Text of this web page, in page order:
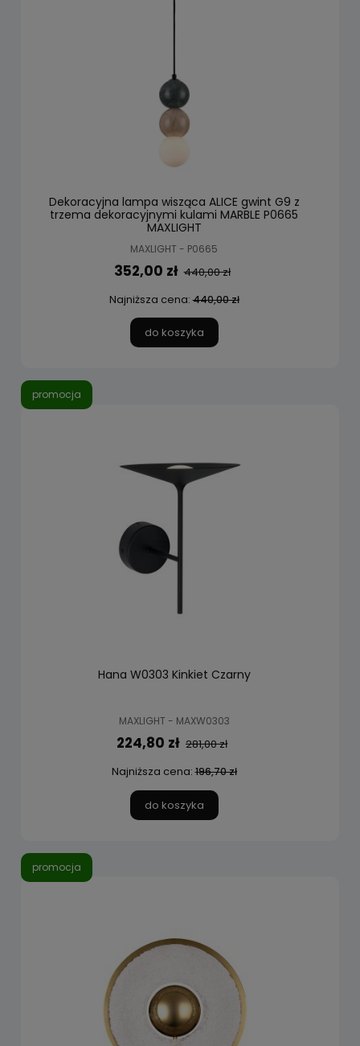
Dekoracyjna lampa wisząca ALICE gwint G9 z
trzema dekoracyjnymi kulami MARBLE P0665
MAXLIGHT
MAXLIGHT - P0665
352,00 zł 440,00 zł
Najniższa cena:440,00 zł
do koszyka
Hana W0303 Kinkiet Czarny
MAXLIGHT - MAXW0303
224,80 zł 281,00 zł
Najniższa cena:196,70 zł
do koszyka
promocja
promocja